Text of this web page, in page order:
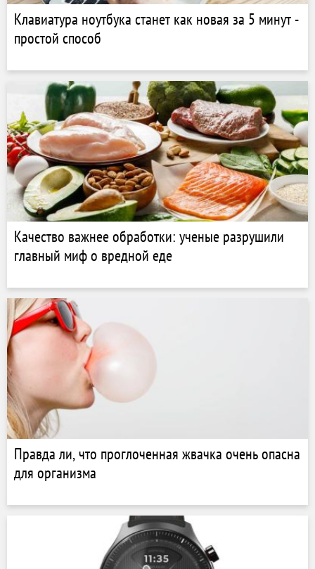
Клавиатура ноутбука станет как новая за 5 минут -
простой способ
Качество важнее обработки: ученые разрушили
главный миф о вредной еде
Правда ли, что проглоченная жвачка очень опасна
для организма